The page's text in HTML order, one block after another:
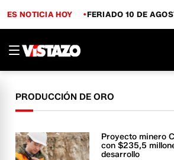
ES NOTICIA HOY FERIADO 10 DE
PRODUCCIÓN DE ORO
Proyecto minero
con $235,5
desarrollo